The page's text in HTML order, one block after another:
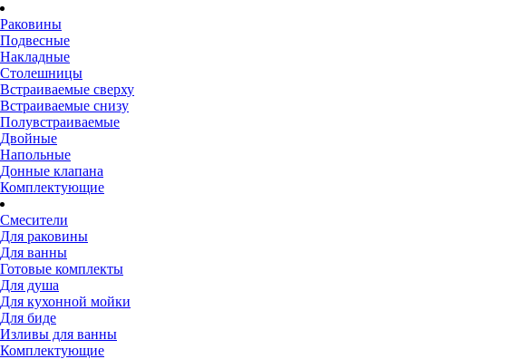
Раковины
Подвесные
Накладные
Столешницы
Встраиваемые сверху
Встраиваемые снизу
Полувстраиваемые
Двойные
Напольные
Донные клапана
Комплектующие
Смесители
Для раковины
Для ванны
Готовые комплекты
Для душа
Для кухонной мойки
Для биде
Изливы для ванны
Комплектующие